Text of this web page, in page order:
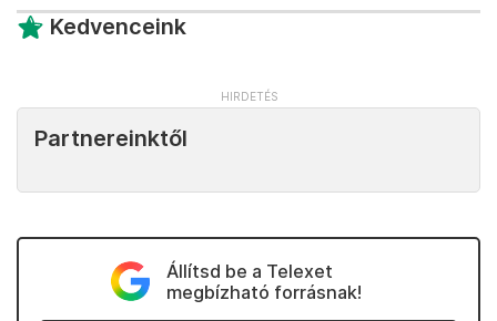
Kedvenceink
Partnereinktől
Állítsd be a Telexet
megbízható forrásnak!